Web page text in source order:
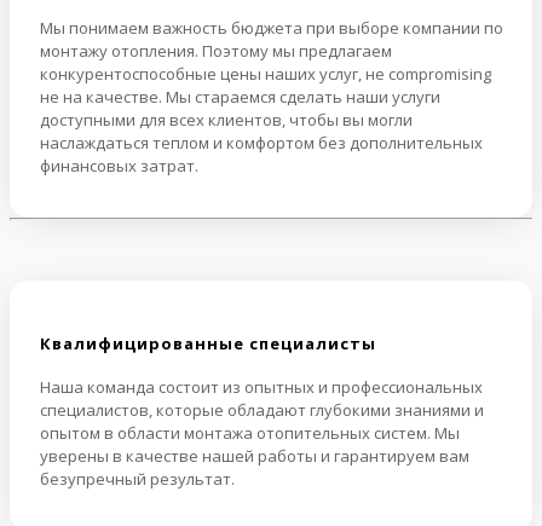
Мы понимаем важность бюджета при выборе компании по
монтажу отопления. Поэтому мы предлагаем
конкурентоспособные цены наших услуг, не compromising
не на качестве. Мы стараемся сделать наши услуги
доступными для всех клиентов, чтобы вы могли
наслаждаться теплом и комфортом без дополнительных
финансовых затрат.
Квалифицированные специалисты
Наша команда состоит из опытных и профессиональных
специалистов, которые обладают глубокими знаниями и
опытом в области монтажа отопительных систем. Мы
уверены в качестве нашей работы и гарантируем вам
безупречный результат.